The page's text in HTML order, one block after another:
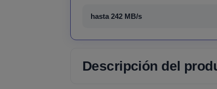
hasta 242 MB/s
Descripción del